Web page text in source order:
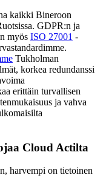
kaikki Bineroon
GDPR:n ja
myös ISO 27001 -
Tukholman
korkea redundanssi
erittäin turvallisen
ja vahva
Cloud Actilta
harvempi on tietoinen